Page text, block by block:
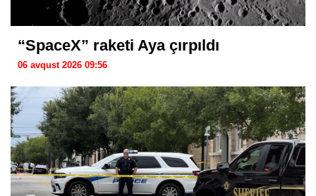
“SpaceX” raketi Aya çırpıldı
06 avqust 2026 09:56